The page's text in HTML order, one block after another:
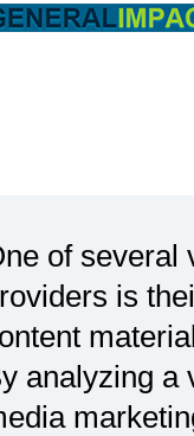
of several
is
analyzing a